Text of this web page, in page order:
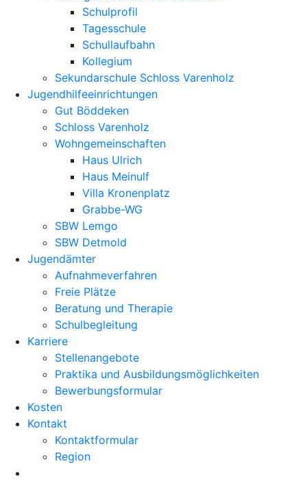
Schulprofil
Tagesschule
Schullaufbahn
Kollegium
Sekundarschule Schloss Varenholz
Jugendhilfeeinrichtungen
Gut Böddeken
Schloss Varenholz
Wohngemeinschaften
Haus Ulrich
Haus Meinulf
Villa Kronenplatz
Grabbe-WG
SBW Lemgo
SBW Detmold
Jugendämter
Aufnahmeverfahren
Freie Plätze
Beratung und Therapie
Schulbegleitung
Karriere
Stellenangebote
Praktika und Ausbildungsmöglichkeiten
Bewerbungsformular
Kosten
Kontakt
Kontaktformular
Region